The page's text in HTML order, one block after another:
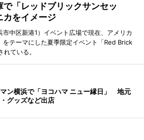
「レッドブリックサンセッ
カをイメージ
中区新港1）イベント広場で現在、アメリカ
をテーマにした夏季限定イベント「Red Brick
ている。
ン横浜で「ヨコハマ ニュー縁日」 地元
グッズなど出店